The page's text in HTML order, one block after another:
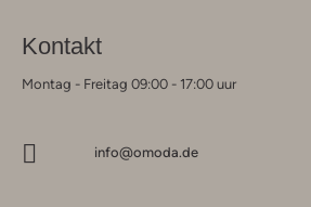
Kontakt
Montag - Freitag 09:00 - 17:00 uur
info@omoda.de